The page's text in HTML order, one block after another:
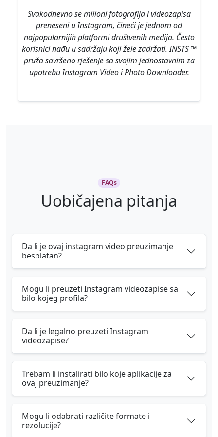
Svakodnevno se milioni fotografija i videozapisa
preneseni u Instagram, čineći je jednom od
najpopularnijih platformi društvenih medija. Često
korisnici nađu u sadržaju koji žele zadržati. INSTS ™
pruža savršeno rješenje sa svojim jednostavnim za
upotrebu Instagram Video i Photo Downloader.
FAQs
Uobičajena pitanja
Da li je ovaj instagram video preuzimanje
besplatan?
Mogu li preuzeti Instagram videozapise sa
bilo kojeg profila?
Da li je legalno preuzeti Instagram
videozapise?
Trebam li instalirati bilo koje aplikacije za
ovaj preuzimanje?
Mogu li odabrati različite formate i
rezolucije?